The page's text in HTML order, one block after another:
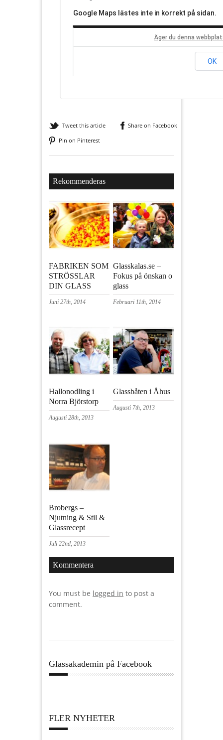
Google Maps lästes inte in korrekt på sidan.
Äger du denna
OK
Tweet this article
Share on Facebook
Pin on Pinterest
Rekommenderas
FABRIKEN SOM
STRÖSSLAR
DIN GLASS
Juni 27th, 2014
Glasskalas.se –
Fokus på önskan o
glass
Februari 11th, 2014
Hallonodling i
Norra Björstorp
Augusti 28th, 2013
Glassbåten i Åhus
Augusti 7th, 2013
Brobergs –
Njutning & Stil &
Glassrecept
Juli 22nd, 2013
Kommentera
You must be logged in to post a
comment.
Glassakademin på Facebook
FLER NYHETER